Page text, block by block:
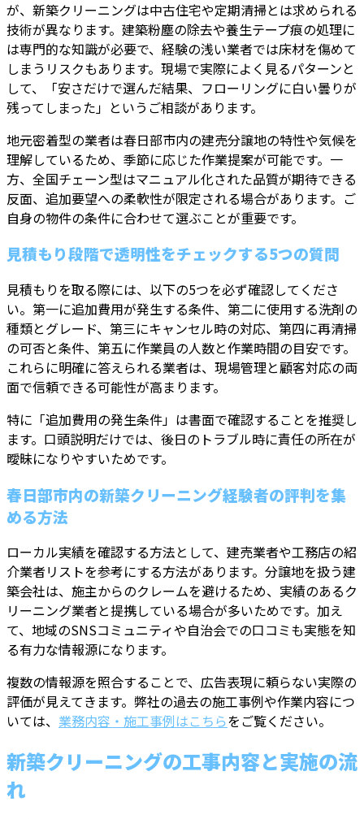
が、新築クリーニングは中古住宅や定期清掃とは求められる
技術が異なります。建築粉塵の除去や養生テープ痕の処理に
は専門的な知識が必要で、経験の浅い業者では床材を傷めて
しまうリスクもあります。現場で実際によく見るパターンと
して、「安さだけで選んだ結果、フローリングに白い曇りが
残ってしまった」というご相談があります。
地元密着型の業者は春日部市内の建売分譲地の特性や気候を
理解しているため、季節に応じた作業提案が可能です。一
方、全国チェーン型はマニュアル化された品質が期待できる
反面、追加要望への柔軟性が限定される場合があります。ご
自身の物件の条件に合わせて選ぶことが重要です。
見積もり段階で透明性をチェックする5つの質問
見積もりを取る際には、以下の5つを必ず確認してくださ
い。第一に追加費用が発生する条件、第二に使用する洗剤の
種類とグレード、第三にキャンセル時の対応、第四に再清掃
の可否と条件、第五に作業員の人数と作業時間の目安です。
これらに明確に答えられる業者は、現場管理と顧客対応の両
面で信頼できる可能性が高まります。
特に「追加費用の発生条件」は書面で確認することを推奨し
ます。口頭説明だけでは、後日のトラブル時に責任の所在が
曖昧になりやすいためです。
春日部市内の新築クリーニング経験者の評判を集
める方法
ローカル実績を確認する方法として、建売業者や工務店の紹
介業者リストを参考にする方法があります。分譲地を扱う建
築会社は、施主からのクレームを避けるため、実績のあるク
リーニング業者と提携している場合が多いためです。加え
て、地域のSNSコミュニティや自治会での口コミも実態を知
る有力な情報源になります。
複数の情報源を照合することで、広告表現に頼らない実際の
評価が見えてきます。弊社の過去の施工事例や作業内容につ
いては、 業務内容・施工事例はこちらをご覧ください。
新築クリーニングの工事内容と実施の流
れ